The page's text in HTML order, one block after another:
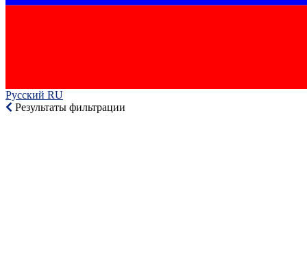
Русский RU‎
Результаты фильтрации